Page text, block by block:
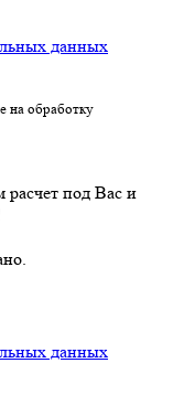
данных
на обработку
расчет под Вас и
данных